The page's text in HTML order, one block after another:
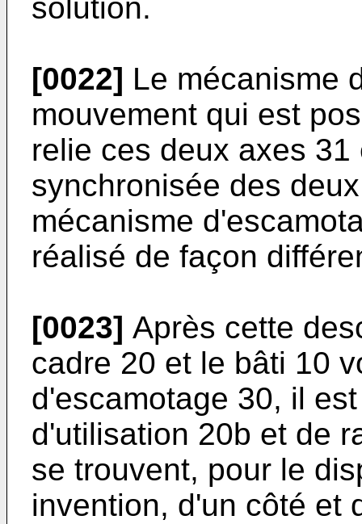
solution.
[0022] Le mécanisme
mouvement qui est
relie ces deux axes
synchronisée des
mécanisme
réalisé de façon
[0023] Après cette
cadre 20 et le bâti 10
d'escamotage 30, il
d'utilisation 20b et de
se trouvent, pour le
invention, d'un côté et